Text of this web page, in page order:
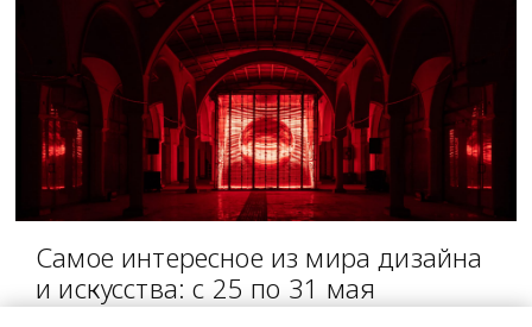
Самое интересное из мира дизайна
и искусства: с 25 по 31 мая